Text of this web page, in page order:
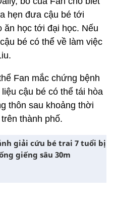
hẹn đưa cậu bé tới
ăn học tới đại học. Nếu
bé có thể về làm việc
Fan mắc chứng bệnh
cậu bé có thể tái hòa
thôn sau khoảng thời
thành phố.
giải cứu bé trai 7 tuổi bị
giếng sâu 30m